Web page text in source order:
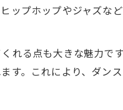
ップホップやジャズな
れる点も大きな魅力で
す。これにより、ダン